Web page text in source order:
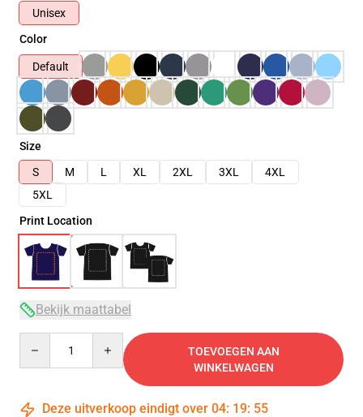
Unisex
Color
Default
Size
S
M L XL 2XL 3XL
4XL
5XL
Print Location
Bekijk maattabel
TOEVOEGEN AAN
WINKELWAGEN
Deze uitverkoop eindigt over 04: 19: 54